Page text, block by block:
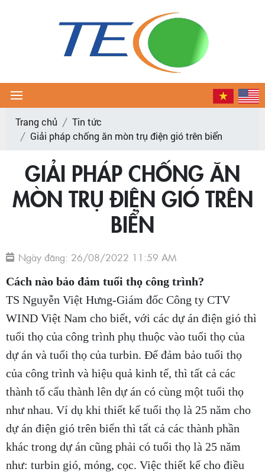
Trang chủ
Tin tức
Giải pháp chống ăn mòn trụ điện gió trên biển
GIẢI PHÁP CHỐNG ĂN
MÒN TRỤ ĐIỆN GIÓ TRÊN
BIỂN
Ngày đăng: 26/08/2022 11:59 AM
Cách nào bảo đảm tuổi thọ công trình?
TS Nguyễn Việt Hưng-Giám đốc Công ty CTV
WIND Việt Nam cho biết, với các dự án điện gió thì
tuổi thọ của công trình phụ thuộc vào tuổi thọ của
dự án và tuổi thọ của turbin. Để đảm bảo tuổi thọ
của công trình và hiệu quả kinh tế, thì tất cả các
thành tố cấu thành lên dự án có cùng một tuổi thọ
như nhau. Ví dụ khi thiết kế tuổi thọ là 25 năm cho
dự án điện gió trên biển thì tất cả các thành phần
khác trong dự án cũng phải có tuổi thọ là 25 năm
như: turbin gió, móng, cọc. Việc thiết kế cho điều